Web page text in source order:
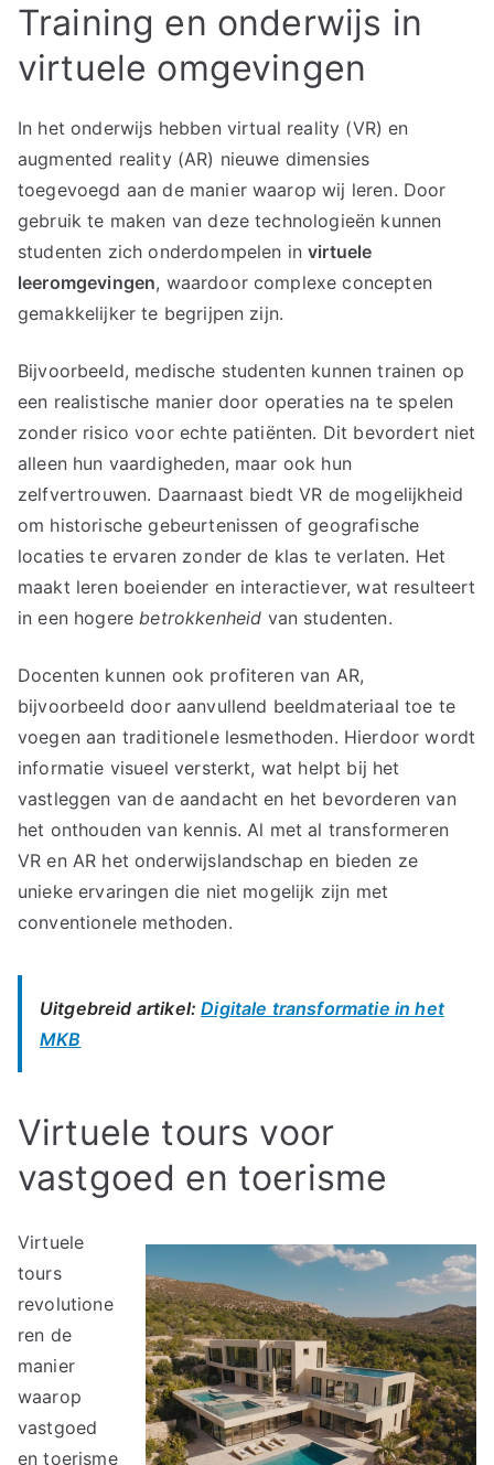
Training en onderwijs in
virtuele omgevingen
In het onderwijs hebben virtual reality (VR) en
augmented reality (AR) nieuwe dimensies
toegevoegd aan de manier waarop wij leren. Door
gebruik te maken van deze technologieën kunnen
studenten zich onderdompelen invirtuele
leeromgevingen, waardoor complexe concepten
gemakkelijker te begrijpen zijn.
Bijvoorbeeld, medische studenten kunnen trainen op
een realistische manier door operaties na te spelen
zonder risico voor echte patiënten. Dit bevordert niet
alleen hun vaardigheden, maar ook hun
zelfvertrouwen. Daarnaast biedt VR de mogelijkheid
om historische gebeurtenissen of geografische
locaties te ervaren zonder de klas te verlaten. Het
maakt leren boeiender en interactiever, wat resulteert
in een hogerebetrokkenheid van studenten.
Docenten kunnen ook profiteren van AR,
bijvoorbeeld door aanvullend beeldmateriaal toe te
voegen aan traditionele lesmethoden. Hierdoor wordt
informatie visueel versterkt, wat helpt bij het
vastleggen van de aandacht en het bevorderen van
het onthouden van kennis. Al met al transformeren
VR en AR het onderwijslandschap en bieden ze
unieke ervaringen die niet mogelijk zijn met
conventionele methoden.
Uitgebreid artikel:Digitale transformatie in het
MKB
Virtuele tours voor
vastgoed en toerisme
Virtuele
tours
revolutione
ren de
manier
waarop
vastgoed
en toerisme